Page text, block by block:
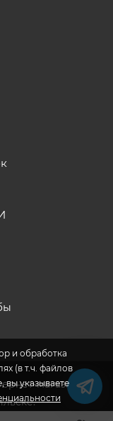
и обработка
(в т.ч. файлов
вы указываете
магазин